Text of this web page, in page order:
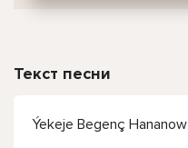
Текст песни
Ýekeje Begenç Hananow